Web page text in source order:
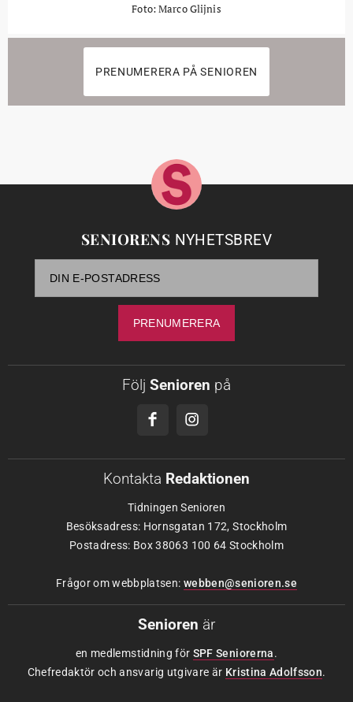
Foto: Marco Glijnis
PRENUMERERA PÅ SENIOREN
SENIORENS NYHETSBREV
Följ Senioren på
Kontakta Redaktionen
Tidningen Senioren
Besöksadress: Hornsgatan 172, Stockholm
Postadress: Box 38063 100 64 Stockholm
Frågor om webbplatsen: webben@senioren.se
Senioren är
en medlemstidning för SPF Seniorerna.
Chefredaktör och ansvarig utgivare är Kristina Adolfsson.